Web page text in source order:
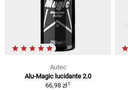
Autec
Alu-Magic lucidante 2.0
66,98 zł1